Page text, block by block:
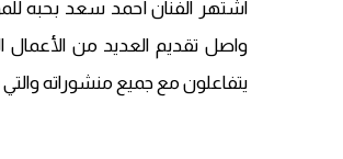
اشتهر الفنان أحمد سعد بحبه
واصل تقديم العديد من الأعمال
يتفاعلون مع جميع منشوراته